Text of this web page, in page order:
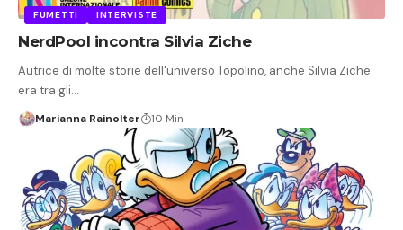
FUMETTI INTERVISTE
NerdPool incontra Silvia Ziche
Autrice di molte storie dell'universo Topolino, anche Silvia Ziche
era tra gli…
Marianna Rainolter 10 Min